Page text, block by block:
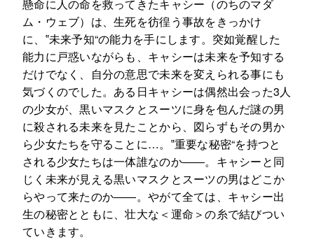
懸命に人の命を救ってきたキャシー（のちのマダ
ム・ウェブ）は、生死を彷徨う事故をきっかけ
に、‟未来予知“の能力を手にします。突如覚醒した
能力に戸惑いながらも、キャシーは未来を予知する
だけでなく、自分の意思で未来を変えられる事にも
気づくのでした。ある日キャシーは偶然出会った3人
の少女が、黒いマスクとスーツに身を包んだ謎の男
に殺される未来を見たことから、図らずもその男か
ら少女たちを守ることに…。‟重要な秘密“を持つと
される少女たちは一体誰なのか――。キャシーと同
じく未来が見える黒いマスクとスーツの男はどこか
らやって来たのか――。やがて全ては、キャシー出
生の秘密とともに、壮大な＜運命＞の糸で結びつい
ていきます。